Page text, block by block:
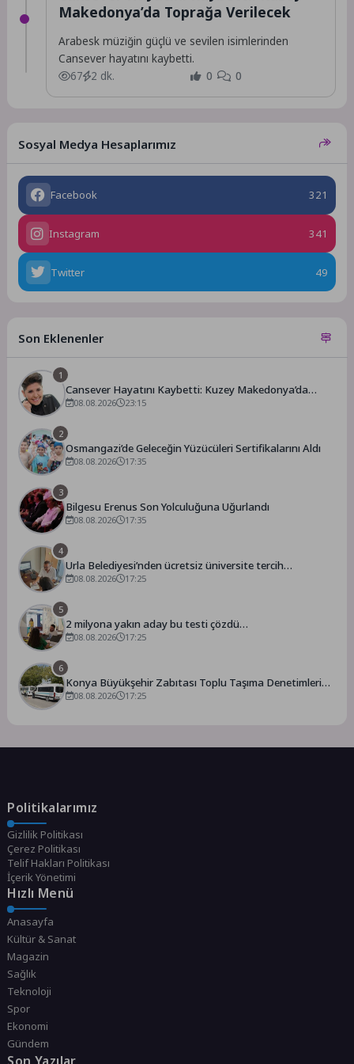
Makedonya’da Toprağa Verilecek
Arabesk müziğin güçlü ve sevilen isimlerinden
Cansever hayatını kaybetti.
67
2 dk. 0 0
Sosyal Medya Hesaplarımız
Facebook 321
Instagram 341
Twitter 49
Son Eklenenler
1
Cansever Hayatını Kaybetti: Kuzey Makedonya’da
Toprağa Verilecek
08.08.2026 23:15
2
Osmangazi’de Geleceğin Yüzücüleri Sertifikalarını Aldı
08.08.2026 17:35
3
Bilgesu Erenus Son Yolculuğuna Uğurlandı
08.08.2026 17:35
4
Urla Belediyesi’nden ücretsiz üniversite tercih
danışmanlığı
08.08.2026 17:25
5
2 milyona yakın aday bu testi çözdü…
08.08.2026 17:25
6
Konya Büyükşehir Zabıtası Toplu Taşıma Denetimlerini
Sürdürüyor
08.08.2026 17:25
Politikalarımız
Gizlilik Politikası
Çerez Politikası
Telif Hakları Politikası
İçerik Yönetimi
Hızlı Menü
Anasayfa
Kültür & Sanat
Magazin
Sağlık
Teknoloji
Spor
Ekonomi
Gündem